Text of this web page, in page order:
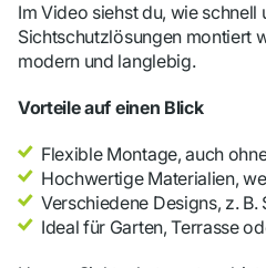
Im Video siehst du, wie
Sichtschutzlösungen montiert
modern und langlebig.
Vorteile auf einen Blick
Flexible Montage, auch
Hochwertige Materialien,
Verschiedene Designs, z. B.
Ideal für Garten, Terrasse